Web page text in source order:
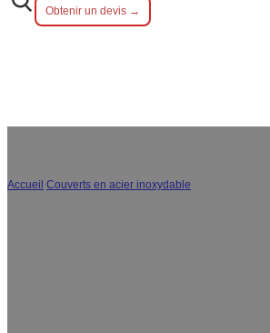
Obtenir un devis →
Accueil Couverts en acier inoxydable